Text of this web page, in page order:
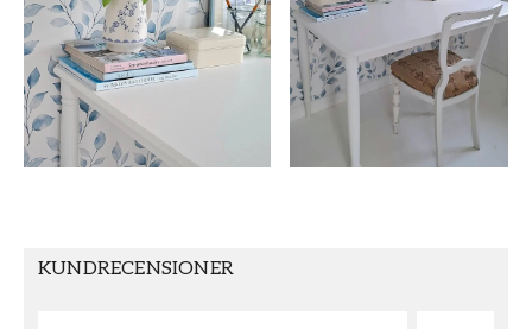
KOLLEKTION
Linen
FÄRG
Blå
TAPETTYP
Non-Woven
MÖNSTERPASSNING
Fri passning
KUNDRECENSIONER